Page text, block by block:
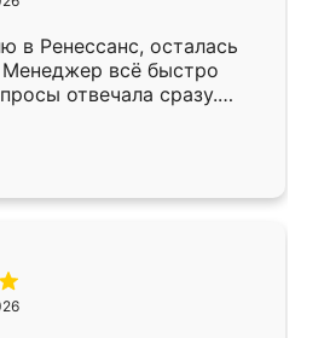
только здесь.
в Ренессанс, осталась
Менеджер всё быстро
отвечала сразу.
в субботу, подошёл к
Собрали
аккуратно, даже